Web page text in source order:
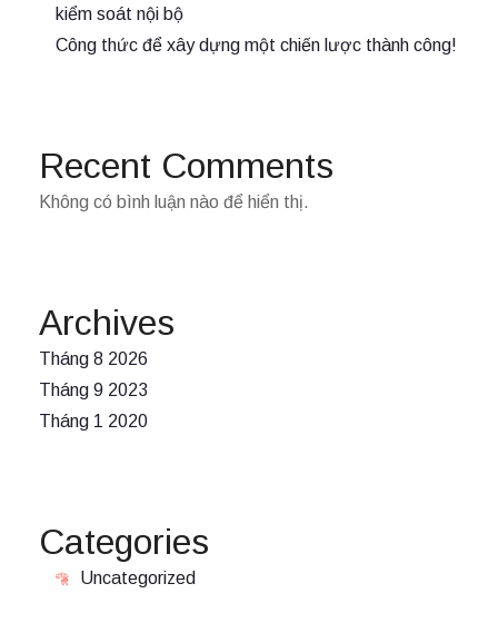
kiểm soát nội bộ
Công thức để xây dựng một chiến lược thành công!
Recent Comments
Không có bình luận nào để hiển thị.
Archives
Tháng 8 2026
Tháng 9 2023
Tháng 1 2020
Categories
Uncategorized